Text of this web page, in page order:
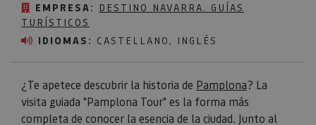
EMPRESA:
DESTINO NAVARRA. GUÍAS
TURÍSTICOS
IDIOMAS: CASTELLANO, INGLÉS
¿Te apetece descubrir la historia de Pamplona? La
visita guiada "Pamplona Tour" es la forma más
completa de conocer la esencia de la ciudad. Junto al